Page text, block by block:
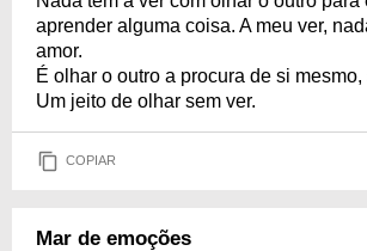
aprender alguma coisa. A meu ver,
amor.
É olhar o outro a procura de si
Um jeito de olhar sem ver.
COPIAR
Mar de emoções